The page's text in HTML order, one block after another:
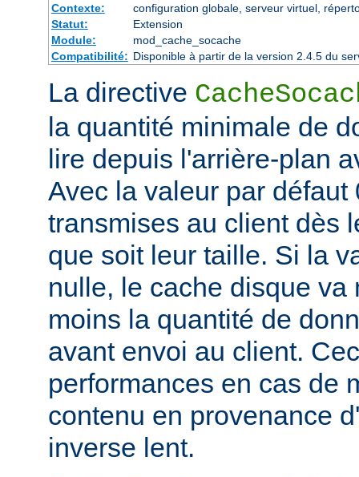
Contexte:
configuration globale, serveur virtuel,
Statut:
Extension
Module:
mod_cache_socache
Compatibilité: Disponible à partir de la version 2.4.5 du
La directive
la quantité minimale de
lire depuis l'arrière-plan
Avec la valeur par
transmises au client dès
que soit leur taille. Si la
nulle, le cache disque va
moins la quantité de
avant envoi au client.
performances en cas de
contenu en provenance
inverse lent.